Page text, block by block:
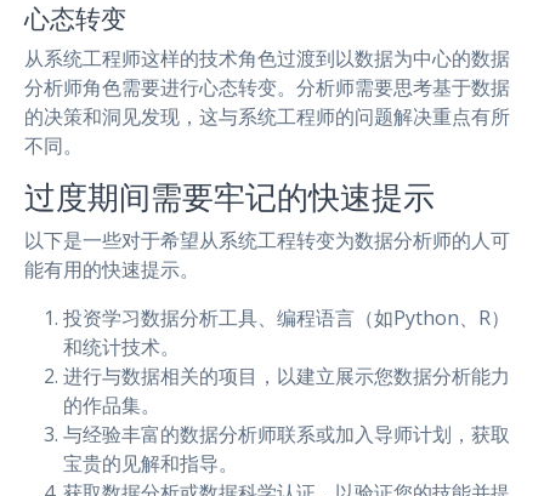
心态转变
从系统工程师这样的技术角色过渡到以数据为中心的数据
分析师角色需要进行心态转变。分析师需要思考基于数据
的决策和洞见发现，这与系统工程师的问题解决重点有所
不同。
过度期间需要牢记的快速提示
以下是一些对于希望从系统工程转变为数据分析师的人可
能有用的快速提示。
投资学习数据分析工具、编程语言（如Python、R）
和统计技术。
进行与数据相关的项目，以建立展示您数据分析能力
的作品集。
与经验丰富的数据分析师联系或加入导师计划，获取
宝贵的见解和指导。